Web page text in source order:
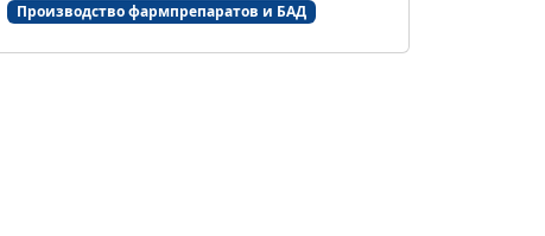
Производство фармпрепаратов и БАД